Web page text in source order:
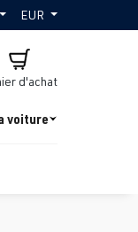
EUR
d'achat
voiture